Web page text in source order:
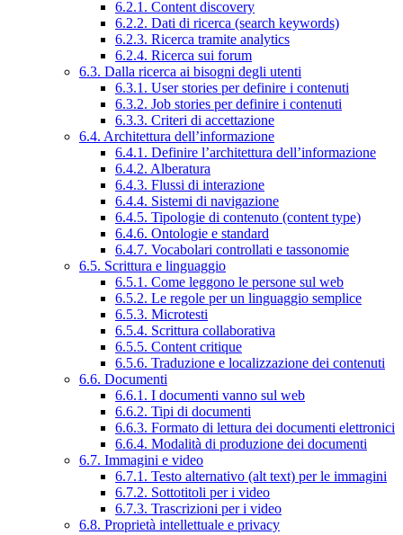
6.2.1. Content discovery
6.2.2. Dati di ricerca (search keywords)
6.2.3. Ricerca tramite analytics
6.2.4. Ricerca sui forum
6.3. Dalla ricerca ai bisogni degli utenti
6.3.1. User stories per definire i contenuti
6.3.2. Job stories per definire i contenuti
6.3.3. Criteri di accettazione
6.4. Architettura dell’informazione
6.4.1. Definire l’architettura dell’informazione
6.4.2. Alberatura
6.4.3. Flussi di interazione
6.4.4. Sistemi di navigazione
6.4.5. Tipologie di contenuto (content type)
6.4.6. Ontologie e standard
6.4.7. Vocabolari controllati e tassonomie
6.5. Scrittura e linguaggio
6.5.1. Come leggono le persone sul web
6.5.2. Le regole per un linguaggio semplice
6.5.3. Microtesti
6.5.4. Scrittura collaborativa
6.5.5. Content critique
6.5.6. Traduzione e localizzazione dei contenuti
6.6. Documenti
6.6.1. I documenti vanno sul web
6.6.2. Tipi di documenti
6.6.3. Formato di lettura dei documenti elettronici
6.6.4. Modalità di produzione dei documenti
6.7. Immagini e video
6.7.1. Testo alternativo (alt text) per le immagini
6.7.2. Sottotitoli per i video
6.7.3. Trascrizioni per i video
6.8. Proprietà intellettuale e privacy